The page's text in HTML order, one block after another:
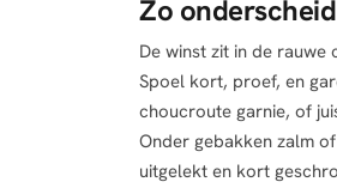
Zo
De winst zit in de
Spoel kort, proef, en
choucroute garnie, of
Onder gebakken zalm
uitgelekt en kort